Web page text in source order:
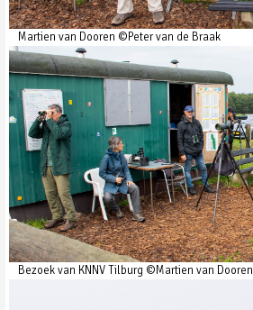
Martien van Dooren ©Peter van de Braak
Bezoek van KNNV Tilburg ©Martien van Dooren